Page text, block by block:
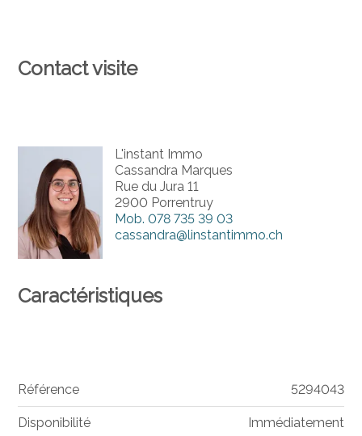
Contact visite
L'instant Immo
Cassandra Marques
Rue du Jura 11
2900 Porrentruy
Mob. 078 735 39 03
cassandra@linstantimmo.ch
Caractéristiques
Référence 5294043
Disponibilité Immédiatement